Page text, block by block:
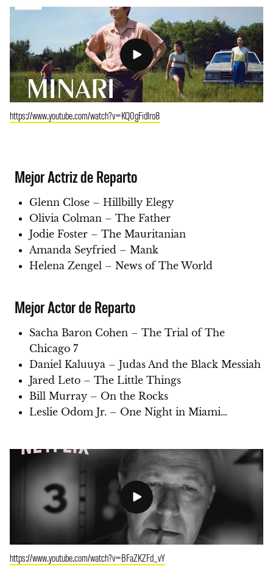
https://www.youtube.com/watch?v=KQ0gFidlro8
Mejor Actriz de Reparto
Glenn Close – Hillbilly Elegy
Olivia Colman – The Father
Jodie Foster – The Mauritanian
Amanda Seyfried – Mank
Helena Zengel – News of The World
Mejor Actor de Reparto
Sacha Baron Cohen – The Trial of The
Chicago 7
Daniel Kaluuya – Judas And the Black Messiah
Jared Leto – The Little Things
Bill Murray – On the Rocks
Leslie Odom Jr. – One Night in Miami…
https://www.youtube.com/watch?v=BFaZKZFd_vY